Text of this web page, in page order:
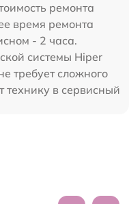
ремонта
время ремонта
- 2 часа.
системы Hiper
требует сложного
технику в сервисный